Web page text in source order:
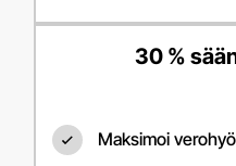
30 %
Maksimoi